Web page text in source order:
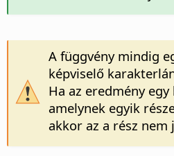
A függvény mindig
képviselő
Ha az eredmény
amelynek egyik
akkor az a rész nem